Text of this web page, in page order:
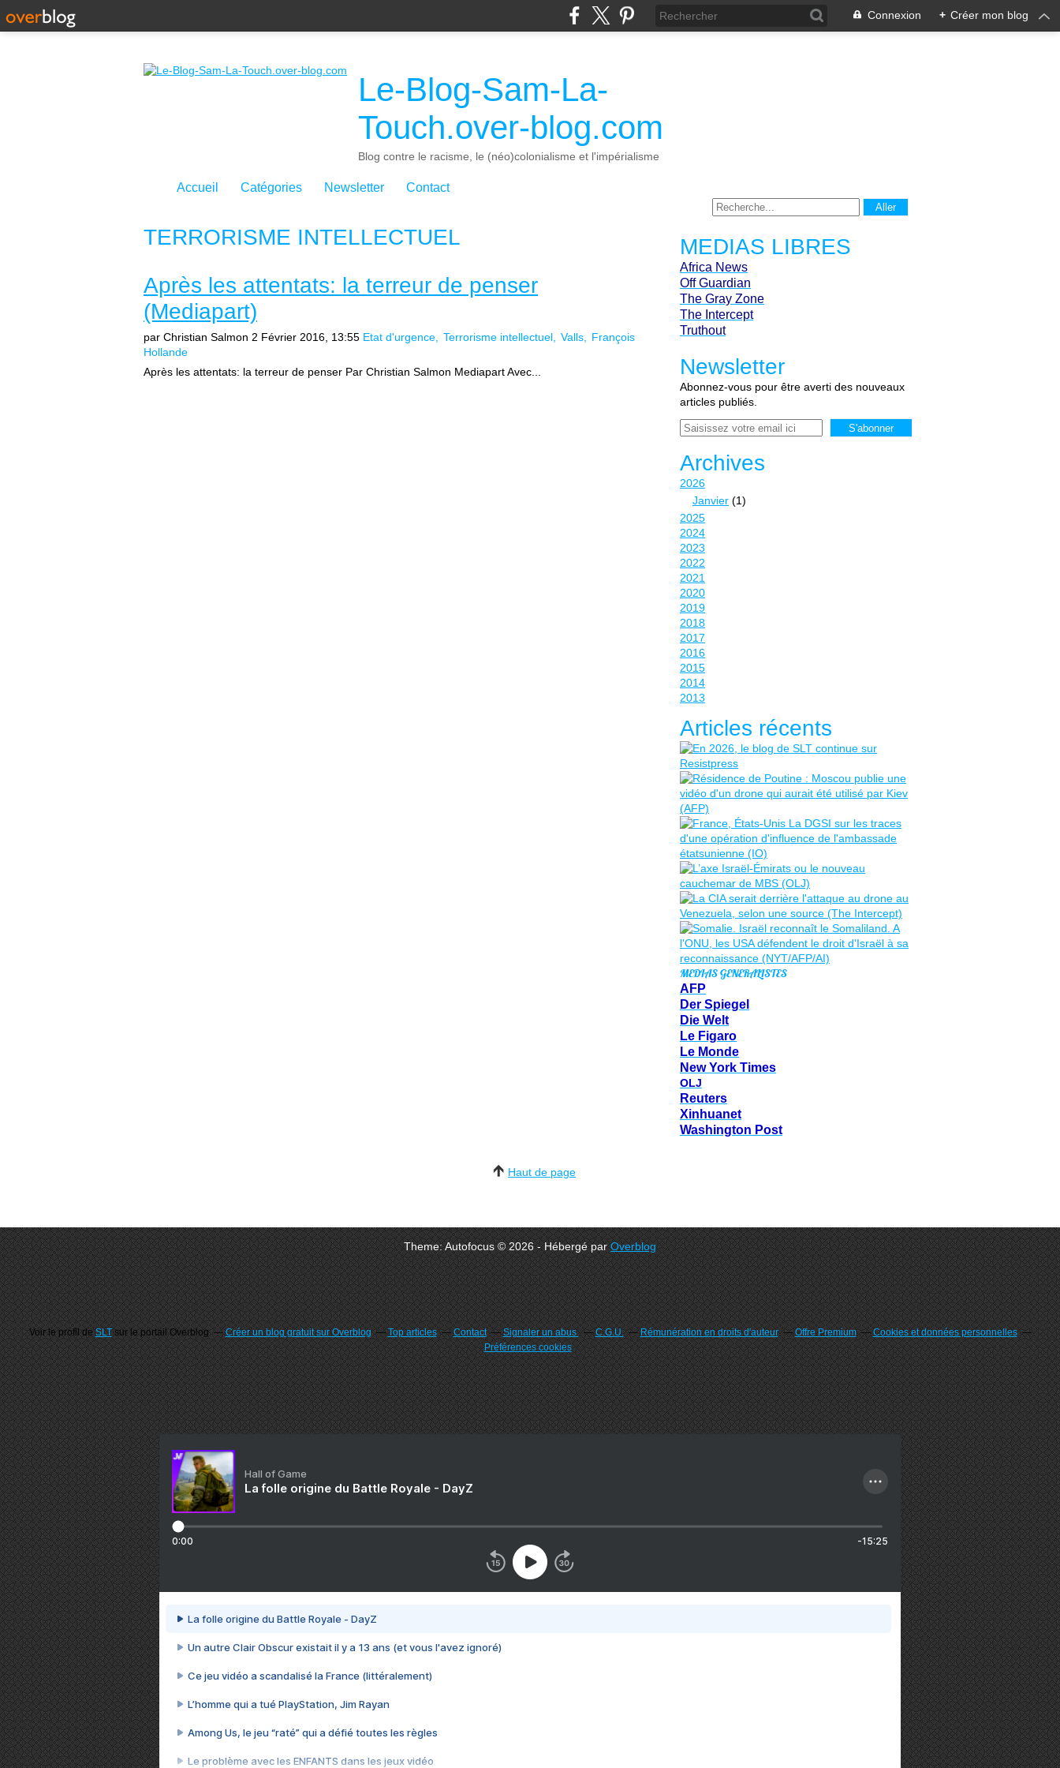
Connexion + Créer mon blog
Le-Blog-Sam-La-
Touch.over-blog.com
Blog contre le racisme, le (néo)colonialisme et l'impérialisme
Accueil Catégories Newsletter Contact
TERRORISME INTELLECTUEL
Après les attentats: la terreur de penser
(Mediapart)
par Christian Salmon 2 Février 2016, 13:55 Etat d'urgence Terrorisme intellectuel Valls
François
Hollande
Après les attentats: la terreur de penser Par Christian Salmon Mediapart Avec...
MEDIAS LIBRES
Africa News
Off Guardian
The Gray Zone
The Intercept
Truthout
Newsletter
Abonnez-vous pour être averti des nouveaux
articles publiés.
Email
Archives
2026
Janvier (1)
2025
2024
2023
2022
2021
2020
2019
2018
2017
2016
2015
2014
2013
Articles récents
MEDIAS GENERALISTES
AFP
Der Spiegel
Die Welt
Le Figaro
Le Monde
New York Times
OLJ
Reuters
Xinhuanet
Washington Post
Haut de page
Theme: Autofocus © 2026 - Hébergé parOverblog
Voir le profil deSLTsur le portail Overblog Créer un blog gratuit sur Overblog Top articles Contact Signaler un abus C.G.U. Rémunération en droits d'auteur Offre Premium
Cookies et données personnelles
Préférences cookies
Hall of Game
La folle origine du Battle Royale - DayZ
0:00 -15:25
La folle origine du Battle Royale - DayZ
Un autre Clair Obscur existait il y a 13 ans (et vous l'avez ignoré)
Ce jeu vidéo a scandalisé la France (littéralement)
L’homme qui a tué PlayStation, Jim Rayan
Among Us, le jeu “raté” qui a défié toutes les règles
Le problème avec les ENFANTS dans les jeux vidéo